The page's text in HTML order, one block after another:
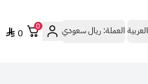
العربية العملة:ريال سعودي 0
0